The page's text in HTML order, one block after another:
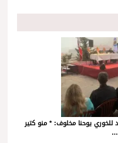
يوحنا مخلوف: * منو كتير